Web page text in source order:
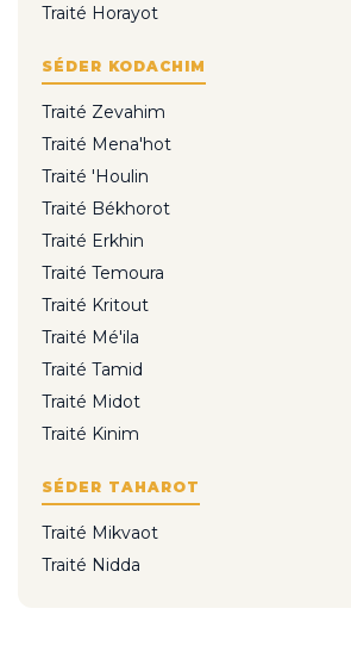
Traité Horayot
SÉDER KODACHIM
Traité Zevahim
Traité Mena'hot
Traité 'Houlin
Traité Békhorot
Traité Erkhin
Traité Temoura
Traité Kritout
Traité Mé'ila
Traité Tamid
Traité Midot
Traité Kinim
SÉDER TAHAROT
Traité Mikvaot
Traité Nidda